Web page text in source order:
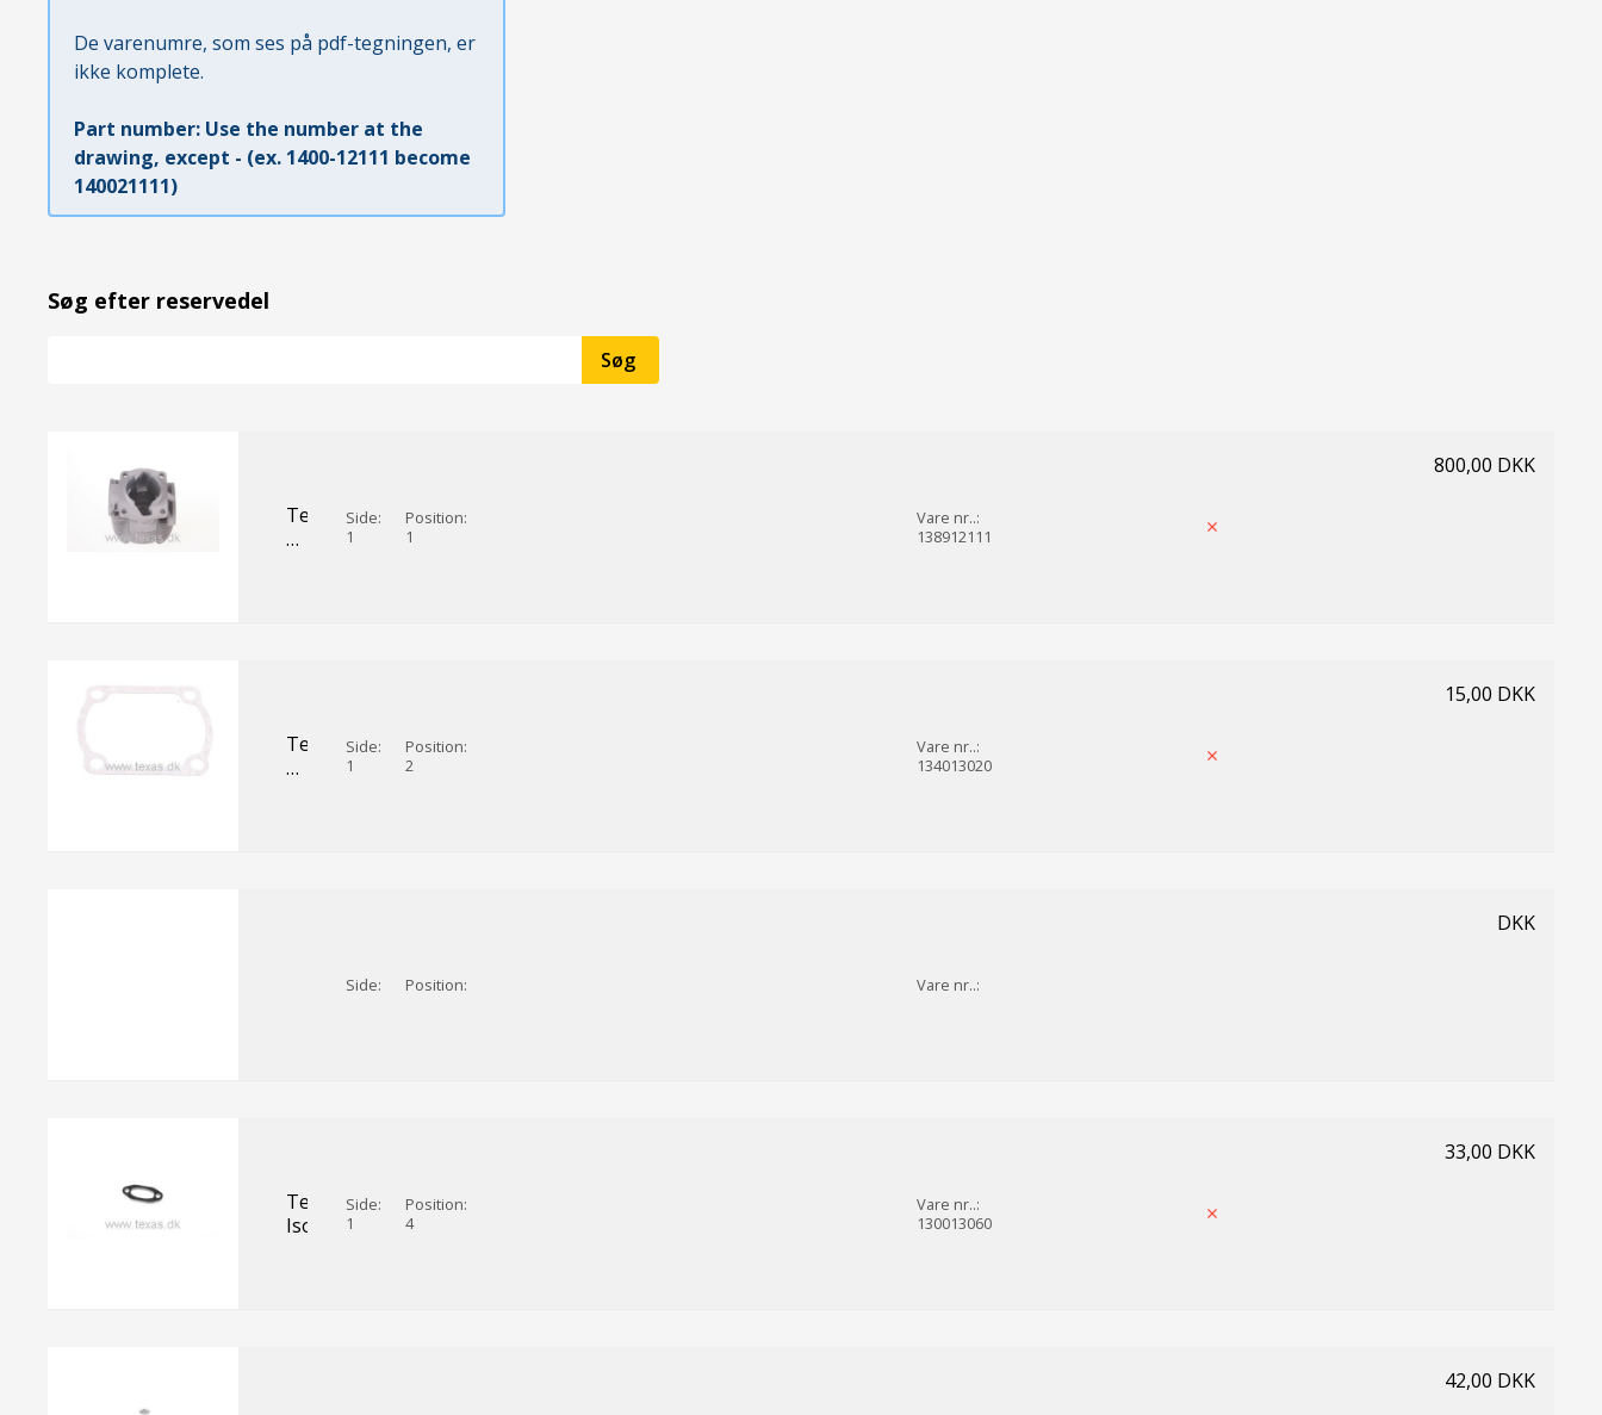
De varenumre, som ses på pdf-tegningen, er
ikke komplete.
Part number: Use the number at the
drawing, except - (ex. 1400-12111 become
140021111)
Søg efter reservedel
Side:
1
Position:
1
Texas
Cylinder
Vare nr..:
138912111
800,00 DKK
Side:
1
Position:
2
Texas
Cylinderpakning
Vare nr..:
134013020
15,00 DKK
Side: Position: Vare nr..:
DKK
Side:
1
Position:
4
Texas
Isolator
Vare nr..:
130013060
33,00 DKK
42,00 DKK